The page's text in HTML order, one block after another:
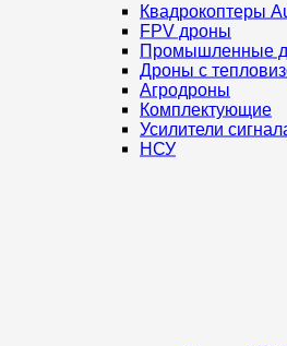
Квадрокоптеры
FPV дроны
Промышленные
Дроны с
Агродроны
Комплектующие
Усилители
НСУ